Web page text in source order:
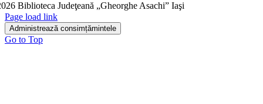
Biblioteca Judeţeană „Gheorghe Asachi” Iaşi
Page load link
Administrează consimțămintele
Go to Top